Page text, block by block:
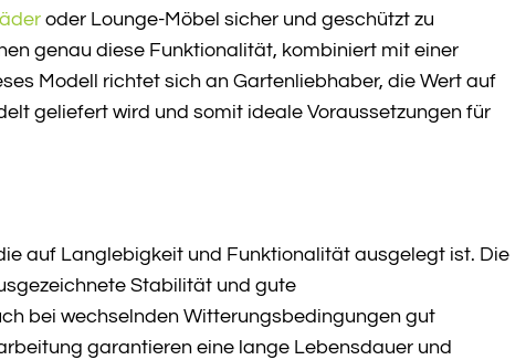
oder Lounge-Möbel sicher und geschützt zu
genau diese Funktionalität, kombiniert mit einer
Modell richtet sich an Gartenliebhaber, die Wert auf
geliefert wird und somit ideale Voraussetzungen für
auf Langlebigkeit und Funktionalität ausgelegt ist. Die
Stabilität und gute
bei wechselnden Witterungsbedingungen gut
garantieren eine lange Lebensdauer und